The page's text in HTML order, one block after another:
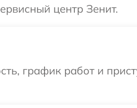
центр Зенит.
график работ и